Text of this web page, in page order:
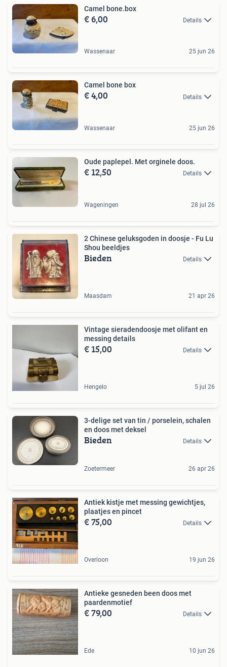
Camel bone.box
€ 6,00 Details
Wassenaar 25 jun 26
Camel bone box
€ 4,00 Details
Wassenaar 25 jun 26
Oude paplepel. Met orginele doos.
€ 12,50 Details
Wageningen 28 jul 26
2 Chinese geluksgoden in doosje - Fu Lu
Shou beeldjes
Bieden Details
Maasdam 21 apr 26
Vintage sieradendoosje met olifant en
messing details
€ 15,00 Details
Hengelo 5 jul 26
3-delige set van tin / porselein, schalen
en doos met deksel
Bieden Details
Zoetermeer 26 apr 26
Antiek kistje met messing gewichtjes,
plaatjes en pincet
€ 75,00 Details
Overloon 19 jun 26
Antieke gesneden been doos met
paardenmotief
€ 79,00 Details
Ede 10 jun 26